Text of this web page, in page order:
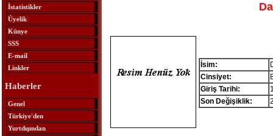
İstatistikler
Üyelik
Künye
SSS
E-mail
Linkler
Haberler
Genel
Türkiye'den
Yurtdışından
İsim:
Cinsiyet:
Giriş Tarihi:
Son Değişiklik: